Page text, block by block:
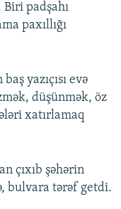
Biri padşahı
paxıllığı
yazıçısı evə
düşünmək, öz
xatırlamaq
çıxıb şəhərin
bulvara tərəf getdi.